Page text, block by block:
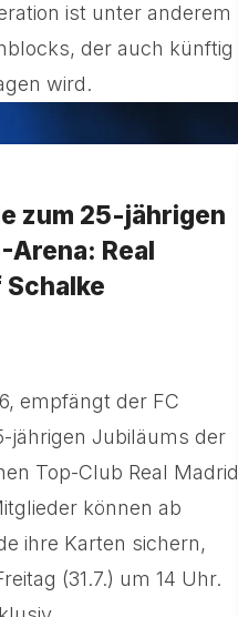
ist unter anderem
der auch künftig
wird.
zum 25-jährigen
Arena: Real
Schalke
empfängt der FC
jährigen Jubiläums der
Top-Club Real Madrid
können ab
ihre Karten sichern,
(31.7.) um 14 Uhr.